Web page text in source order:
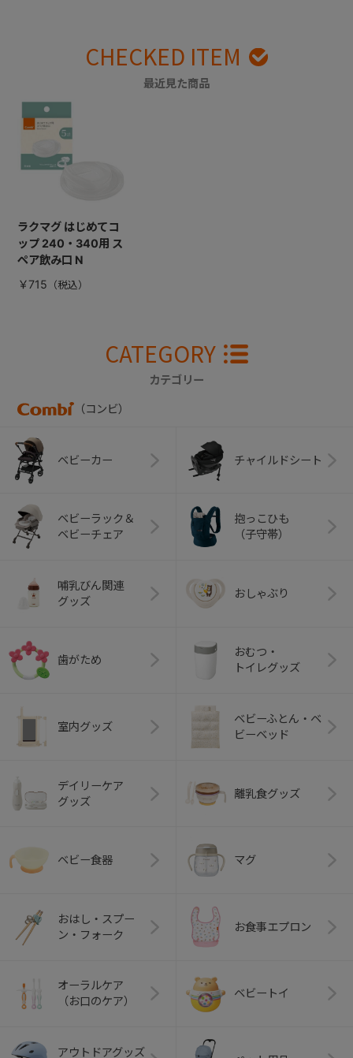
CHECKED ITEM
最近見た商品
ラクマグ はじめてコ
ップ 240・340用 ス
ペア飲み口 N
￥715
CATEGORY
カテゴリー
（コンビ）
ベビーカー チャイルドシート
ベビーラック＆
ベビーチェア
抱っこひも
（子守帯）
哺乳びん関連
グッズ
おしゃぶり
歯がため
おむつ・
トイレグッズ
室内グッズ
ベビーふとん・ベ
ビーベッド
デイリーケア
グッズ
離乳食グッズ
ベビー食器 マグ
おはし・スプー
ン・フォーク
お食事エプロン
オーラルケア
（お口のケア）
ベビートイ
アウトドアグッズ